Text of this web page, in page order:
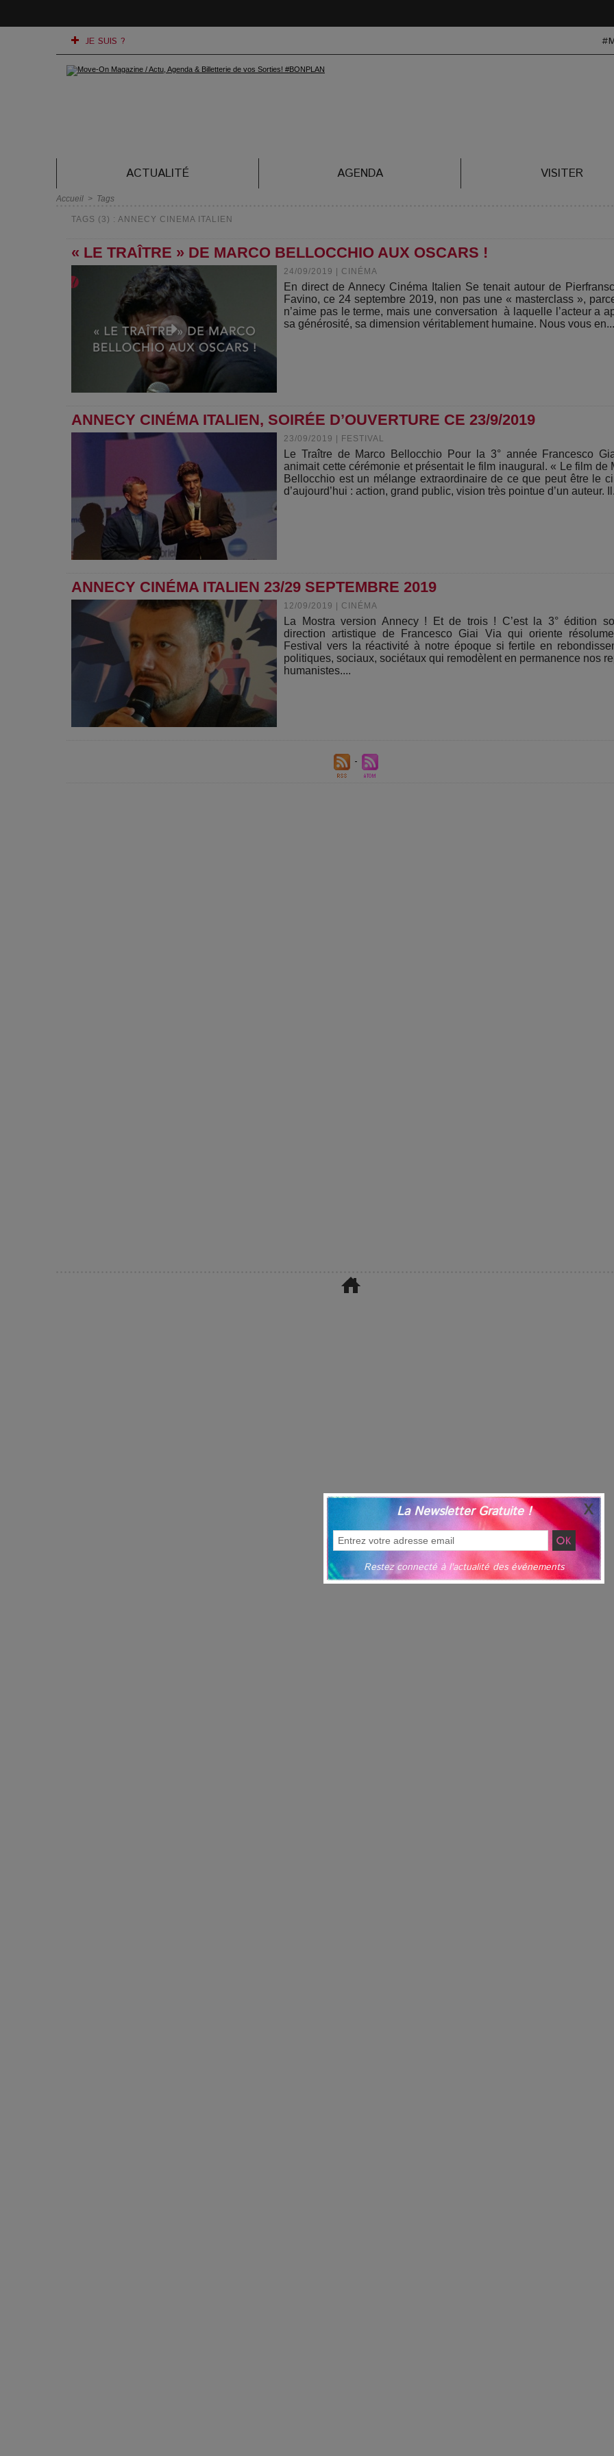
JE SUIS ?
ACTUALITÉ AGENDA VISITER
Accueil > Tags
TAGS (3) : ANNECY CINEMA ITALIEN
« LE TRAÎTRE » DE MARCO BELLOCCHIO AUX OSCARS !
24/09/2019 CINÉMA
En direct de Annecy Cinéma Italien Se tenait autour de
Favino, ce 24 septembre 2019, non pas une « masterclass », parce
n’aime pas le terme, mais une conversation à laquelle l’acteur a
sa générosité, sa dimension véritablement humaine. Nous vous en...
ANNECY CINÉMA ITALIEN, SOIRÉE D’OUVERTURE CE 23/9/2019
23/09/2019 FESTIVAL
Le Traître de Marco Bellocchio Pour la 3° année Francesco
animait cette cérémonie et présentait le film inaugural. « Le film de
Bellocchio est un mélange extraordinaire de ce que peut être le
d’aujourd’hui : action, grand public, vision très pointue d’un auteur.
ANNECY CINÉMA ITALIEN 23/29 SEPTEMBRE 2019
12/09/2019 CINÉMA
La Mostra version Annecy ! Et de trois ! C’est la 3° édition
direction artistique de Francesco Giai Via qui oriente
Festival vers la réactivité à notre époque si fertile en
politiques, sociaux, sociétaux qui remodèlent en permanence nos
humanistes....
La Newsletter Gratuite !
Restez connecté à l'actualité des événements